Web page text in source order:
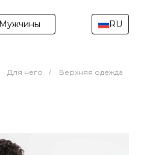
Мужчины RU
Для него /
Верхняя одежда